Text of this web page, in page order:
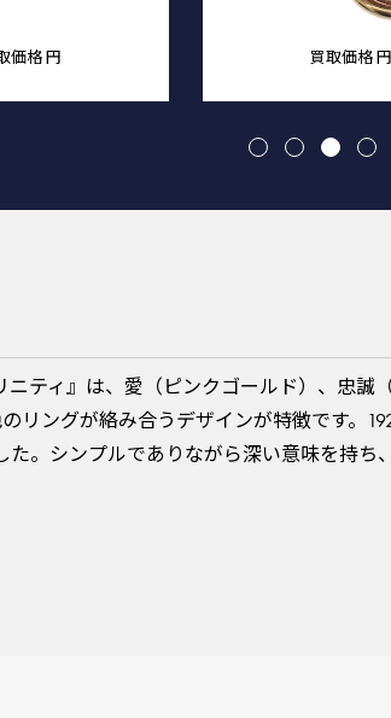
価格 円 買取価格 円
ニティ』は、愛（ピンクゴールド）、忠誠
リングが絡み合うデザインが特徴です。
た。シンプルでありながら深い意味を持ち